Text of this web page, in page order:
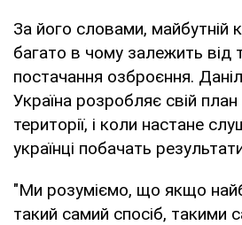
За його словами, майбутній
багато в чому залежить від
постачання озброєння.
Україна розробляє свій план
території, і коли настане
українці побачать
"Ми розуміємо, що якщо
такий самий спосіб, такими